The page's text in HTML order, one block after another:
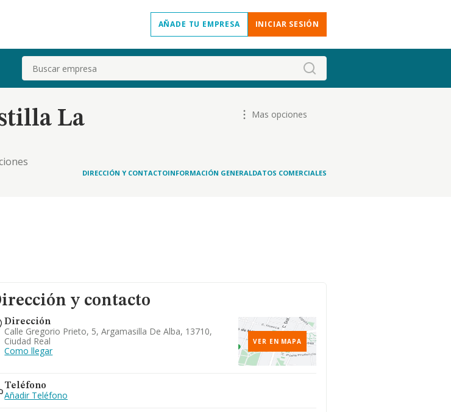
AÑADE TU EMPRESA INICIAR SESIÓN
Buscar
La
Mas opciones
DIRECCIÓN Y CONTACTOINFORMACIÓN GENERALDATOS COMERCIALES
y contacto
Dirección
Calle Gregorio Prieto, 5, Argamasilla De Alba, 13710,
Ciudad Real
Como llegar
VER EN MAPA
Teléfono
Añadir Teléfono